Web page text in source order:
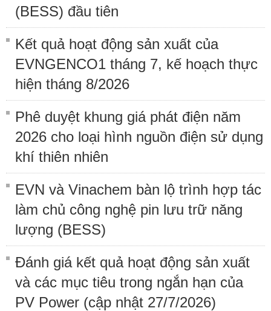
(BESS) đầu tiên
Kết quả hoạt động sản xuất của
EVNGENCO1 tháng 7, kế hoạch thực
hiện tháng 8/2026
Phê duyệt khung giá phát điện năm
2026 cho loại hình nguồn điện sử dụng
khí thiên nhiên
EVN và Vinachem bàn lộ trình hợp tác
làm chủ công nghệ pin lưu trữ năng
lượng (BESS)
Đánh giá kết quả hoạt động sản xuất
và các mục tiêu trong ngắn hạn của
PV Power (cập nhật 27/7/2026)